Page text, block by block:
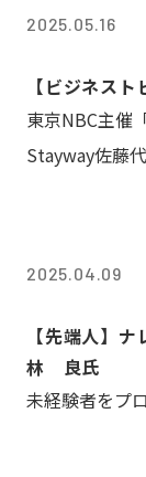
2025.05.16
【ビジネスト
東京NBC主催
Stayway佐藤
2025.04.09
【先端人】
林 良氏
未経験者をプ